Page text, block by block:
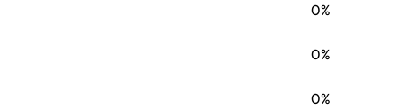
0%
0%
0%